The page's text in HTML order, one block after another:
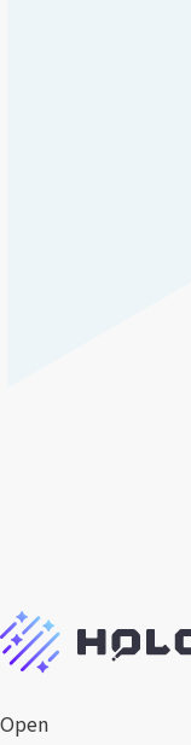
Open